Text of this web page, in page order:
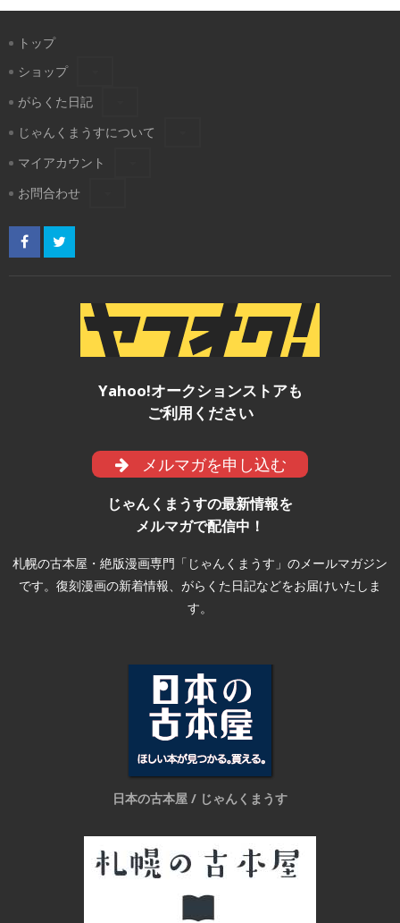
トップ
ショップ
がらくた日記
じゃんくまうすについて
マイアカウント
お問合わせ
Yahoo!オークションストアも
ご利用ください
メルマガを申し込む
じゃんくまうすの最新情報を
メルマガで配信中！
札幌の古本屋・絶版漫画専門「じゃんくまうす」のメールマガジン
です。復刻漫画の新着情報、がらくた日記などをお届けいたしま
す。
日本の古本屋 / じゃんくまうす